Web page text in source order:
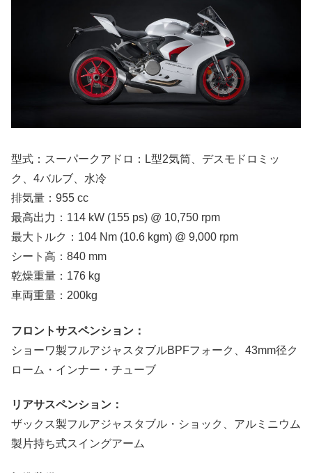
型式：スーパークアドロ：L型2気筒、デスモドロミッ
ク、4バルブ、水冷
排気量：955 cc
最高出力：114 kW (155 ps) @ 10,750 rpm
最大トルク：104 Nm (10.6 kgm) @ 9,000 rpm
シート高：840 mm
乾燥重量：176 kg
車両重量：200kg
フロントサスペンション：
ショーワ製フルアジャスタブルBPFフォーク、43mm径ク
ローム・インナー・チューブ
リアサスペンション：
ザックス製フルアジャスタブル・ショック、アルミニウム
製片持ち式スイングアーム